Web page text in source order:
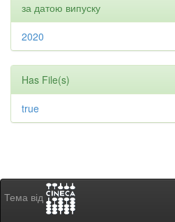
за датою випуску
2020
Has File(s)
true
Тема від